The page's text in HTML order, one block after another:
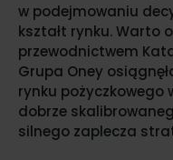
w podejmowaniu
kształt rynku. Warto
przewodnictwem
Grupa Oney
rynku pożyczkowego
dobrze
silnego zaplecza